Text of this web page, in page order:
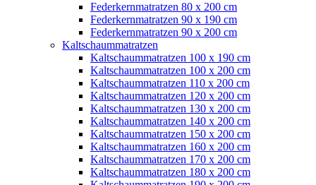
Federkernmatratzen 80 x 200 cm
Federkernmatratzen 90 x 190 cm
Federkernmatratzen 90 x 200 cm
Kaltschaummatratzen
Kaltschaummatratzen 100 x 190 cm
Kaltschaummatratzen 100 x 200 cm
Kaltschaummatratzen 110 x 200 cm
Kaltschaummatratzen 120 x 200 cm
Kaltschaummatratzen 130 x 200 cm
Kaltschaummatratzen 140 x 200 cm
Kaltschaummatratzen 150 x 200 cm
Kaltschaummatratzen 160 x 200 cm
Kaltschaummatratzen 170 x 200 cm
Kaltschaummatratzen 180 x 200 cm